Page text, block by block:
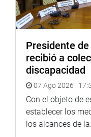
Legislatura Ordinaria
mayor al 0,45% del
90º fue por
consenso logrado
diferentes bancadas.
Rosa María Bartra
aprobado no era el
experimentar
Presidente
recibió a
discapacidad
07 Ago 2026 |
Con el objeto de
establecer los
los alcances de